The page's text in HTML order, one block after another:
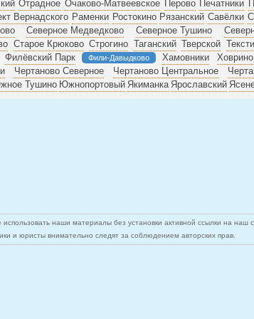
Отрадное Очаково-Матвеевское Перово Печатники
Вернадского Раменки Ростокино Рязанский Савёлки
Северное Медведково Северное Тушино
Старое Крюково Строгино Таганский Тверской
Филёвский Парк Фили-Давыдково Хамовники Ховрино
Чертаново Северное Чертаново Центральное
Тушино Южнопортовый Якиманка Ярославский
наши материалы без установки активной ссылки на наш
и юристы внимательно следят за соблюдением авторских прав.